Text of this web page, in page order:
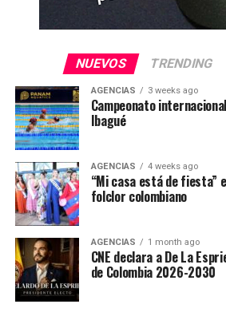
NUEVOS TRENDING
AGENCIAS 3 weeks ago
Campeonato
Ibagué
AGENCIAS 4 weeks ago
“Mi casa está de fiesta”
folclor colombiano
AGENCIAS 1 month ago
CNE declara a De La
de Colombia 2026-2030